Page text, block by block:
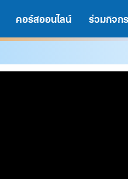
คอร์สออนไลน์ ร่วมกิจก